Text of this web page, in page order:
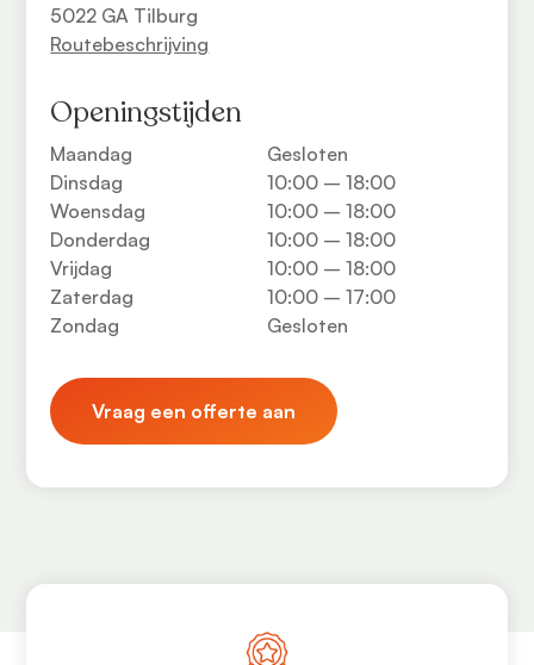
5022 GA Tilburg
Routebeschrijving
Openingstijden
Maandag
Gesloten
Dinsdag
10:00 – 18:00
Woensdag
10:00 – 18:00
Donderdag
10:00 – 18:00
Vrijdag
10:00 – 18:00
Zaterdag
10:00 – 17:00
Zondag
Gesloten
Vraag een offerte aan